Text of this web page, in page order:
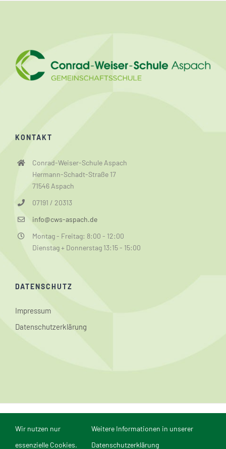
KONTAKT
Conrad-Weiser-Schule Aspach
Hermann-Schadt-Straße 17
71546 Aspach
07191 / 20313
info@cws-aspach.de
Montag - Freitag: 8:00 - 12:00
Dienstag + Donnerstag 13:15 - 15:00
DATENSCHUTZ
Impressum
Datenschutzerklärung
© Conrad-Weiser-Schule Aspach | Webmaster: Dominik
Reichert | Webdesign und Realisierung in Mannheim durch
Wir nutzen nur
essenzielle Cookies.
Weitere Informationen in unserer
Datenschutzerklärung